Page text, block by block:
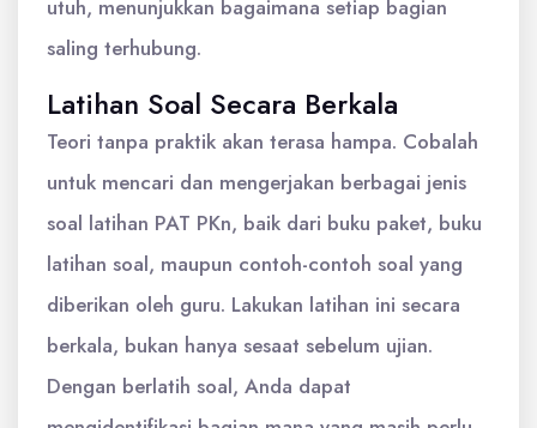
utuh, menunjukkan bagaimana setiap bagian
saling terhubung.
Latihan Soal Secara Berkala
Teori tanpa praktik akan terasa hampa. Cobalah
untuk mencari dan mengerjakan berbagai jenis
soal latihan PAT PKn, baik dari buku paket, buku
latihan soal, maupun contoh-contoh soal yang
diberikan oleh guru. Lakukan latihan ini secara
berkala, bukan hanya sesaat sebelum ujian.
Dengan berlatih soal, Anda dapat